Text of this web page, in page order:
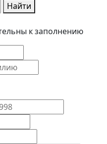
Найти
к заполнению